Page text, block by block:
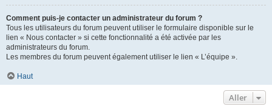
Comment puis-je contacter un administrateur du forum ?
Tous les utilisateurs du forum peuvent utiliser le formulaire disponible sur le
lien « Nous contacter » si cette fonctionnalité a été activée par les
administrateurs du forum.
Les membres du forum peuvent également utiliser le lien « L’équipe ».
Haut
Aller